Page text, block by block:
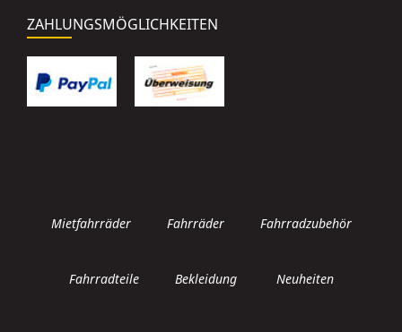
ZAHLUNGSMÖGLICHKEITEN
Mietfahrräder Fahrräder Fahrradzubehör
Fahrradteile Bekleidung Neuheiten